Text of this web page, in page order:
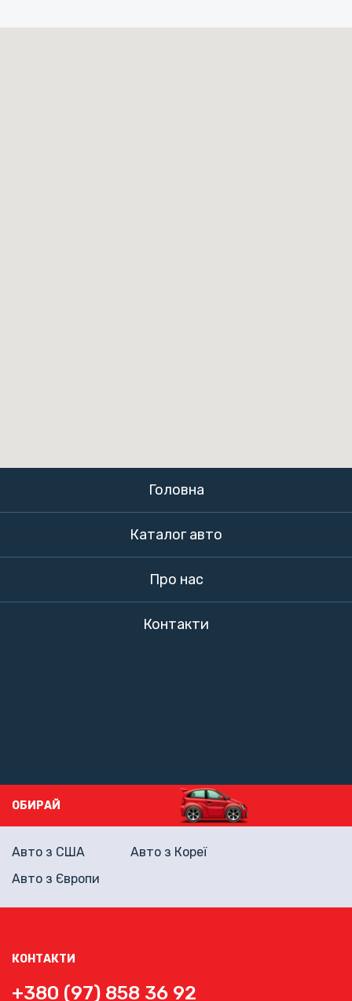
Головна
Каталог авто
Про нас
Контакти
КОНТАКТИ
+380 (97) 858 36 92
ОБИРАЙ
Авто з США
Авто з Кореї
Авто з Європи